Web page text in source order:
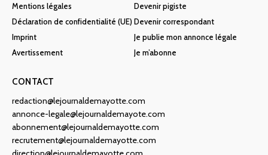
Mentions légales
Déclaration de confidentialité (UE)
Imprint
Avertissement
Devenir pigiste
Devenir correspondant
Je publie mon annonce légale
Je m’abonne
CONTACT
redaction@lejournaldemayotte.com
annonce-legale@lejournaldemayote.com
abonnement@lejournaldemayotte.com
recrutement@lejournaldemayotte.com